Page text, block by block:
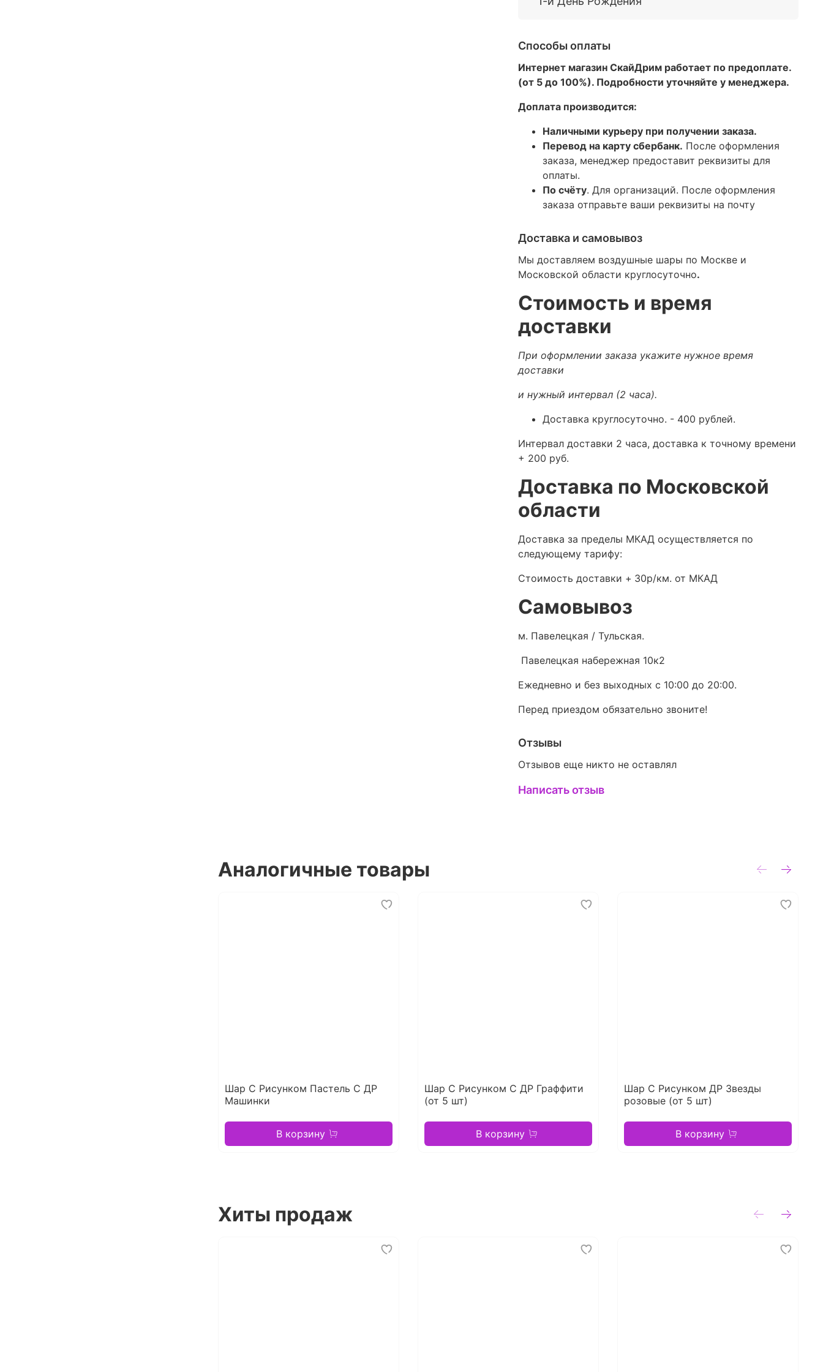
Способы оплаты
Интернет магазин СкайДрим работает по предоплате.
(от 5 до 100%). Подробности уточняйте у менеджера.
Доплата производится:
Наличными курьеру при получении заказа.
Перевод на карту сбербанк. После оформления
заказа, менеджер предоставит реквизиты для
оплаты.
По счёту. Для организаций. После оформления
заказа отправьте ваши реквизиты на почту
Доставка и самовывоз
Мы доставляем воздушные шары по Москве и
Московской области круглосуточно.
Стоимость и время
доставки
При оформлении заказа укажите нужное время
доставки
и нужный интервал (2 часа).
Доставка круглосуточно. - 400 рублей.
Интервал доставки 2 часа, доставка к точному времени
+ 200 руб.
Доставка по Московской
области
Доставка за пределы МКАД осуществляется по
следующему тарифу:
Стоимость доставки + 30р/км. от МКАД
Самовывоз
м. Павелецкая / Тульская.
Павелецкая набережная 10к2
Ежедневно и без выходных с 10:00 до 20:00.
Перед приездом обязательно звоните!
Отзывы
Отзывов еще никто не оставлял
Написать отзыв
Аналогичные товары
Шар С Рисунком Пастель С ДР
Машинки
В корзину
Шар С Рисунком С ДР Граффити
(от 5 шт)
В корзину
Шар С Рисунком ДР Звезды
розовые (от 5 шт)
В корзину
Хиты продаж